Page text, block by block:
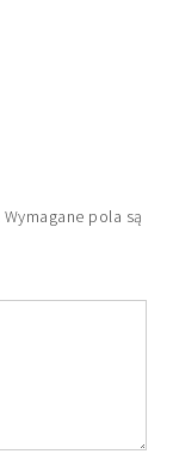
Wymagane pola są